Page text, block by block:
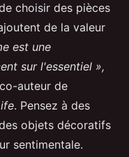
choisir des pièces
de la valeur
est une
sur l'essentiel »,
auteur de
. Pensez à des
objets décoratifs
sentimentale.